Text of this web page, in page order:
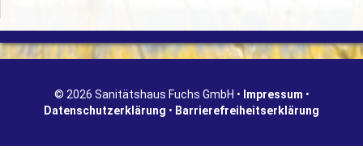
© 2026 Sanitätshaus Fuchs GmbH • Impressum •
Datenschutzerklärung • Barrierefreiheitserklärung